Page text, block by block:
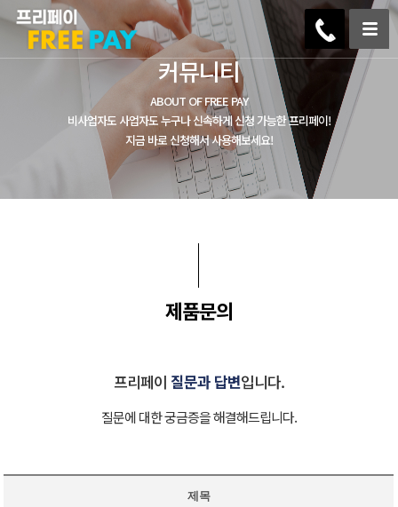
커뮤니티
ABOUT OF FREE PAY
비사업자도 사업자도 누구나 신속하게 신청 가능한 프리페이!
지금 바로 신청해서 사용해보세요!
제품문의
프리페이 질문과 답변입니다.
질문에 대한 궁금증을 해결해드립니다.
제목